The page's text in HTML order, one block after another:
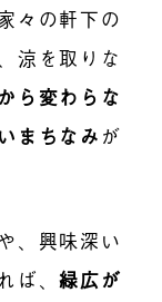
々の軒下の
涼を取りな
ら変わらな
まちなみ が
、興味深い
ば、緑広が